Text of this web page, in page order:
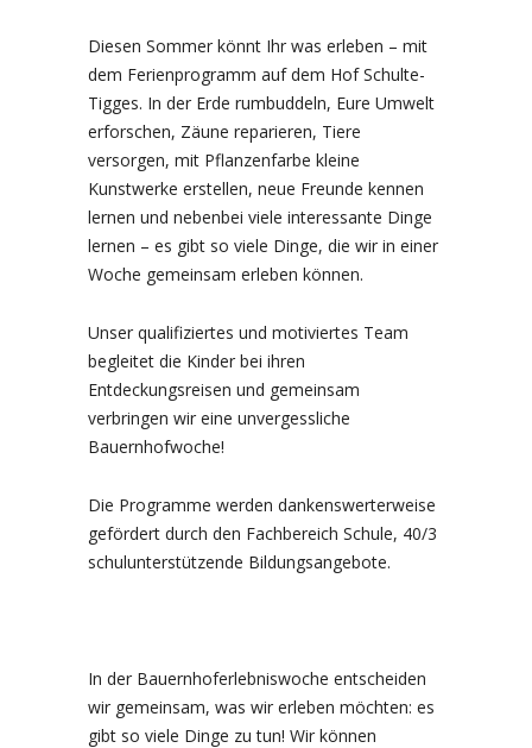
Diesen Sommer könnt Ihr was erleben – mit
dem Ferienprogramm auf dem Hof Schulte-
Tigges. In der Erde rumbuddeln, Eure Umwelt
erforschen, Zäune reparieren, Tiere
versorgen, mit Pflanzenfarbe kleine
Kunstwerke erstellen, neue Freunde kennen
lernen und nebenbei viele interessante Dinge
lernen – es gibt so viele Dinge, die wir in einer
Woche gemeinsam erleben können.
Unser qualifiziertes und motiviertes Team
begleitet die Kinder bei ihren
Entdeckungsreisen und gemeinsam
verbringen wir eine unvergessliche
Bauernhofwoche!
Die Programme werden dankenswerterweise
gefördert durch den Fachbereich Schule, 40/3
schulunterstützende Bildungsangebote.
In der Bauernhoferlebniswoche entscheiden
wir gemeinsam, was wir erleben möchten: es
gibt so viele Dinge zu tun! Wir können